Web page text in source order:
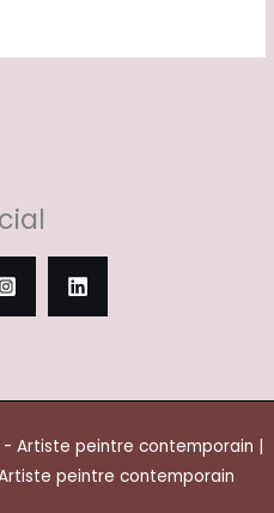
Artiste peintre contemporain |
peintre contemporain